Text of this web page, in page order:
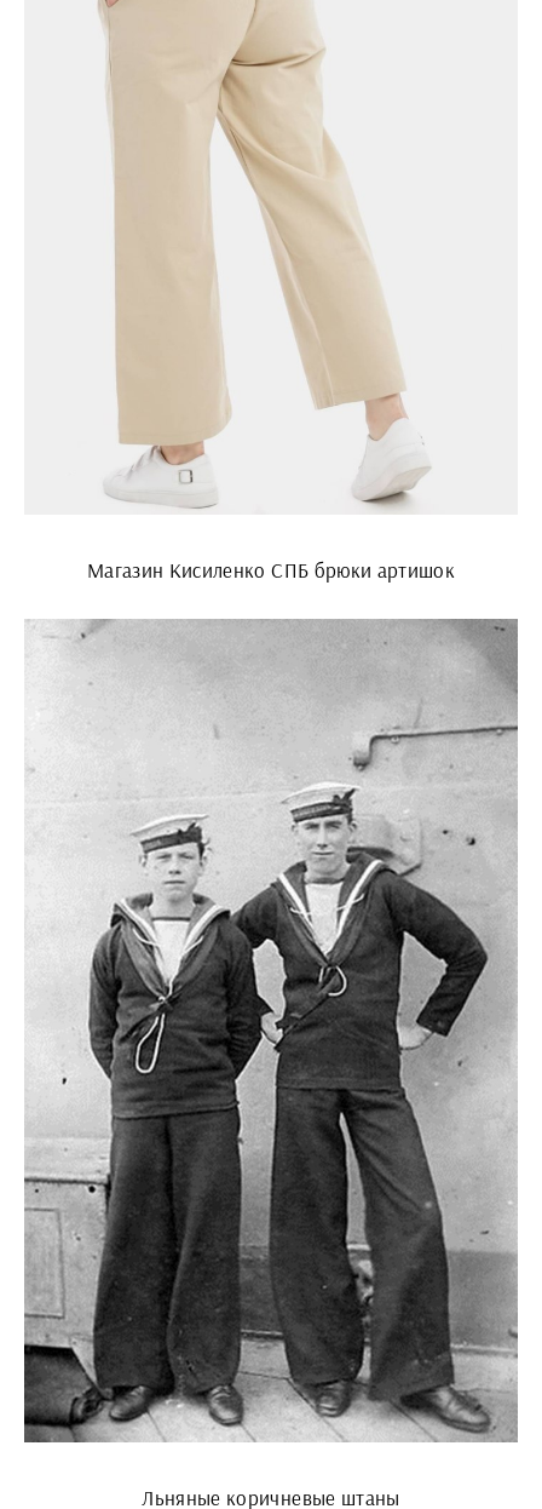
Магазин Кисиленко СПБ брюки артишок
Льняные коричневые штаны